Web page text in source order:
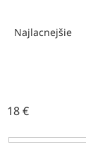
e
r
Najlacnejšie
18€